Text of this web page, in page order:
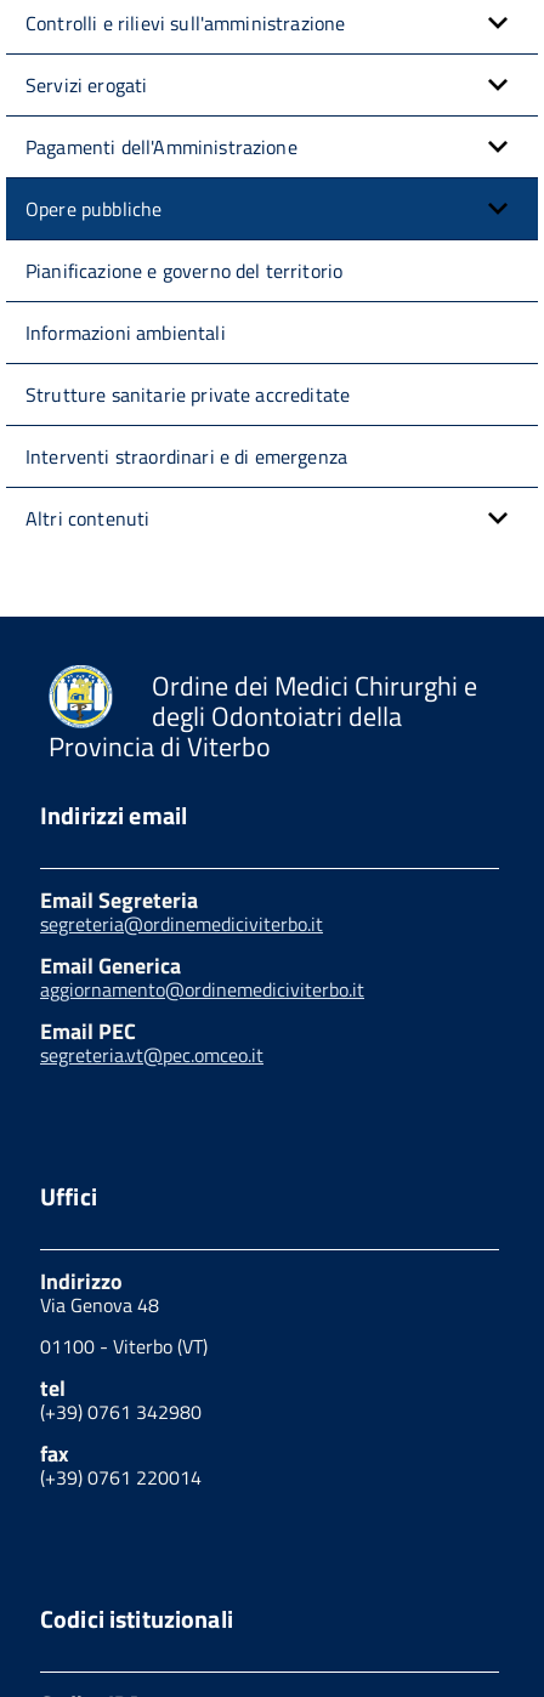
Controlli e rilievi sull'amministrazione
Servizi erogati
Pagamenti dell'Amministrazione
Opere pubbliche
Pianificazione e governo del territorio
Informazioni ambientali
Strutture sanitarie private accreditate
Interventi straordinari e di emergenza
Altri contenuti
Ordine dei Medici Chirurghi e
degli Odontoiatri della
Provincia di Viterbo
Indirizzi email
Email Segreteria
segreteria@ordinemediciviterbo.it
Email Generica
aggiornamento@ordinemediciviterbo.it
Email PEC
segreteria.vt@pec.omceo.it
Uffici
Indirizzo
Via Genova 48
01100 - Viterbo (VT)
tel
(+39) 0761 342980
fax
(+39) 0761 220014
Codici istituzionali